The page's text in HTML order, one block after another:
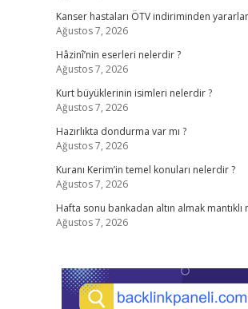
Kanser hastaları ÖTV indiriminden
Ağustos 7, 2026
Hâzinî’nin eserleri nelerdir ?
Ağustos 7, 2026
Kurt büyüklerinin isimleri nelerdir ?
Ağustos 7, 2026
Hazırlıkta dondurma var mı ?
Ağustos 7, 2026
Kuranı Kerim’in temel konuları nelerdir ?
Ağustos 7, 2026
Hafta sonu bankadan altın almak mantıklı
Ağustos 7, 2026